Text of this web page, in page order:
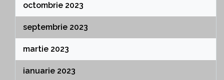
octombrie 2023
septembrie 2023
martie 2023
ianuarie 2023